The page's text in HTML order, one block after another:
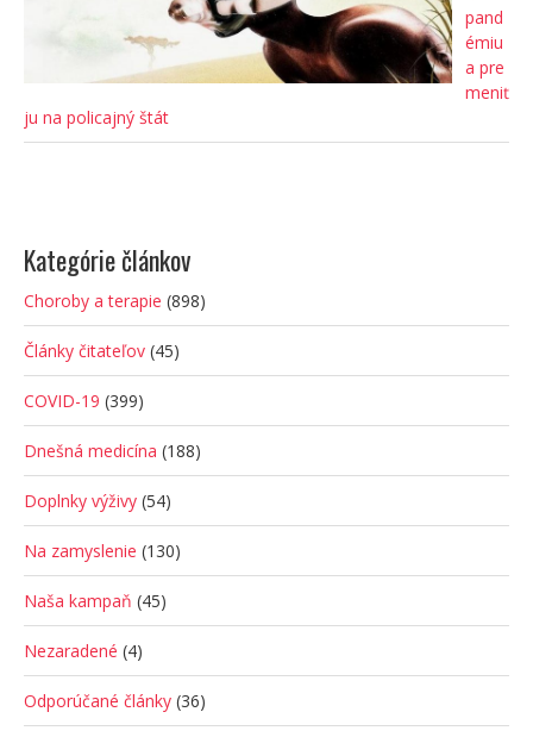
pand
émiu
a pre
meniť
ju na policajný štát
Kategórie článkov
Choroby a terapie (898)
Články čitateľov (45)
COVID-19 (399)
Dnešná medicína (188)
Doplnky výživy (54)
Na zamyslenie (130)
Naša kampaň (45)
Nezaradené (4)
Odporúčané články (36)